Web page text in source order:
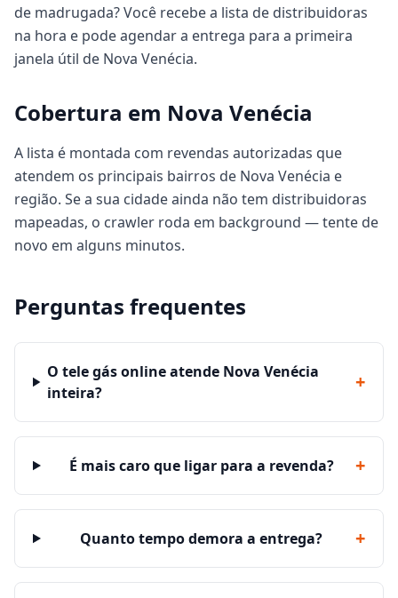
de madrugada? Você recebe a lista de distribuidoras
na hora e pode agendar a entrega para a primeira
janela útil de Nova Venécia.
Cobertura em Nova Venécia
A lista é montada com revendas autorizadas que
atendem os principais bairros de Nova Venécia e
região. Se a sua cidade ainda não tem distribuidoras
mapeadas, o crawler roda em background — tente de
novo em alguns minutos.
Perguntas frequentes
O tele gás online atende Nova Venécia
inteira?
+
É mais caro que ligar para a revenda? +
Quanto tempo demora a entrega? +